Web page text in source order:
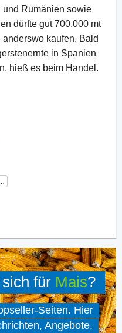
Rumänien sowie
dürfte gut 700.000 mt
kaufen. Bald
in Spanien
hieß es beim Handel.
für Mais?
Seiten. Hier
Angebote,